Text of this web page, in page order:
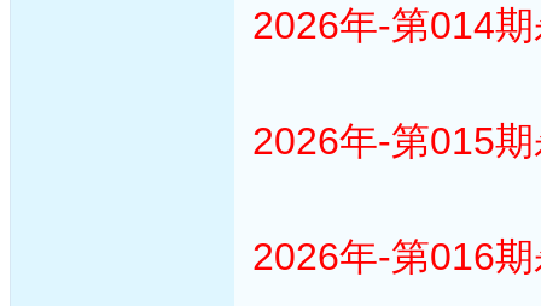
2026年-第014
2026年-第015
2026年-第016